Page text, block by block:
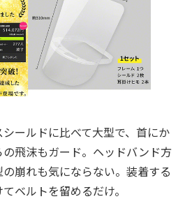
ールドに比べて大型で、首にか
飛沫もガード。ヘッドバンド方
崩れも気にならない。装着する
ベルトを留めるだけ。